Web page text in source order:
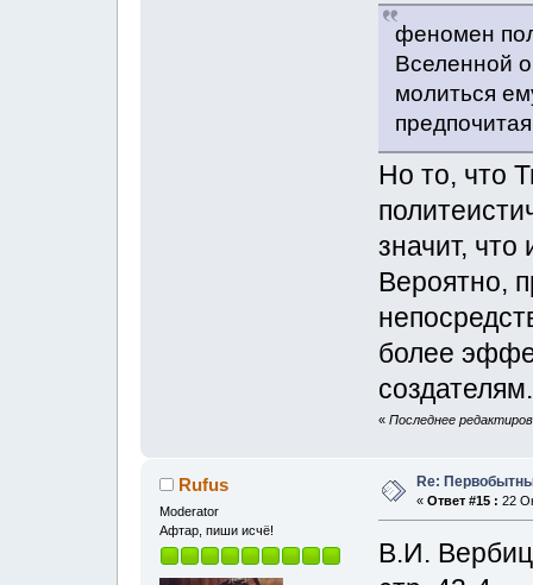
феномен
Вселенной
молиться
Но то, что
значит, что
Вероятно,
более
создателям.
« Последнее
Rufus
Moderator
Афтар, пиши исчё!
Re:
« Ответ #15 : 22
В.И.